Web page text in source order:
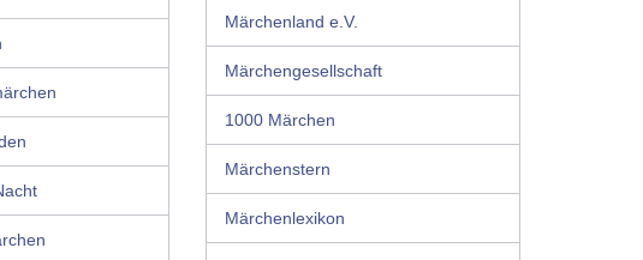
Märchenland e.V.
Märchengesellschaft
1000 Märchen
Märchenstern
Märchenlexikon